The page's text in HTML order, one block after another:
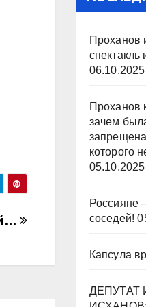
Проханов
спектакль
06.10.2025
Проханов
зачем
которого
05.10.2025
Россияне
соседей!
Капсула
ДЕПУТАТ